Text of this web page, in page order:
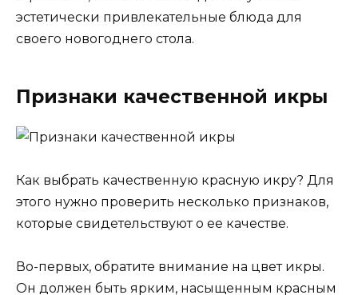
эстетически привлекательные блюда для
своего новогоднего стола.
Признаки качественной икры
Как выбрать качественную красную икру? Для
этого нужно проверить несколько признаков,
которые свидетельствуют о ее качестве.
Во-первых, обратите внимание на цвет икры.
Он должен быть ярким, насыщенным красным